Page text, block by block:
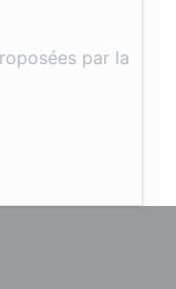
par la